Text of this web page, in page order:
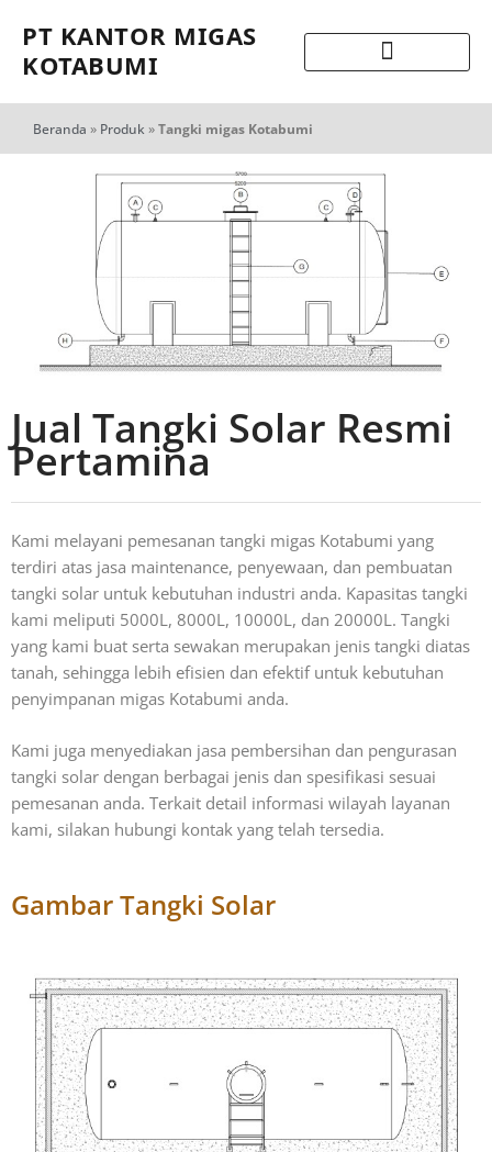
PT KANTOR MIGAS
KOTABUMI
Beranda » Produk »Tangki migas Kotabumi
Jual Tangki Solar Resmi
Pertamina
Kami melayani pemesanan tangki migas Kotabumi yang
terdiri atas jasa maintenance, penyewaan, dan pembuatan
tangki solar untuk kebutuhan industri anda. Kapasitas tangki
kami meliputi 5000L, 8000L, 10000L, dan 20000L. Tangki
yang kami buat serta sewakan merupakan jenis tangki diatas
tanah, sehingga lebih efisien dan efektif untuk kebutuhan
penyimpanan migas Kotabumi anda.
Kami juga menyediakan jasa pembersihan dan pengurasan
tangki solar dengan berbagai jenis dan spesifikasi sesuai
pemesanan anda. Terkait detail informasi wilayah layanan
kami, silakan hubungi kontak yang telah tersedia.
Gambar Tangki Solar